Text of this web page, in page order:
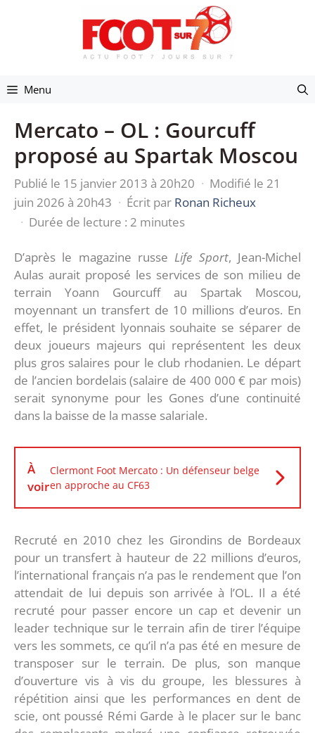
Menu
Mercato – OL : Gourcuff
proposé au Spartak Moscou
Publié le 15 janvier 2013 à 20h20 · Modifié le 21
juin 2026 à 20h43 · Écrit par Ronan Richeux
· Durée de lecture : 2 minutes
D’après le magazine russe Life Sport, Jean-Michel
Aulas aurait proposé les services de son milieu de
terrain Yoann Gourcuff au Spartak Moscou,
moyennant un transfert de 10 millions d’euros. En
effet, le président lyonnais souhaite se séparer de
deux joueurs majeurs qui représentent les deux
plus gros salaires pour le club rhodanien. Le départ
de l’ancien bordelais (salaire de 400 000 € par mois)
serait synonyme pour les Gones d’une continuité
dans la baisse de la masse salariale.
À
voir
Clermont Foot Mercato : Un défenseur belge
en approche au CF63
Recruté en 2010 chez les Girondins de Bordeaux
pour un transfert à hauteur de 22 millions d’euros,
l’international français n’a pas le rendement que l’on
attendait de lui depuis son arrivée à l’OL. Il a été
recruté pour passer encore un cap et devenir un
leader technique sur le terrain afin de tirer l’équipe
vers les sommets, ce qu’il n’a pas été en mesure de
transposer sur le terrain. De plus, son manque
d’ouverture vis à vis du groupe, les blessures à
répétition ainsi que les performances en dent de
scie, ont poussé Rémi Garde à le placer sur le banc